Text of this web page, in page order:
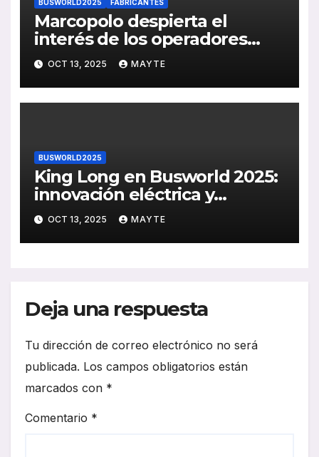
BUSWORLD2025 FABRICANTES
Marcopolo despierta el
interés de los operadores
europeos tras anunciar su
regreso
OCT 13, 2025 MAYTE
BUSWORLD2025
King Long en Busworld 2025:
innovación eléctrica y
movilidad inteligente
OCT 13, 2025 MAYTE
Deja una respuesta
Tu dirección de correo electrónico no será
publicada. Los campos obligatorios están
marcados con *
Comentario *